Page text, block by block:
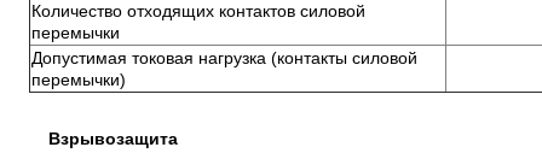
Количество отходящих контактов силовой
перемычки
Допустимая токовая нагрузка (контакты силовой
перемычки)
Взрывозащита